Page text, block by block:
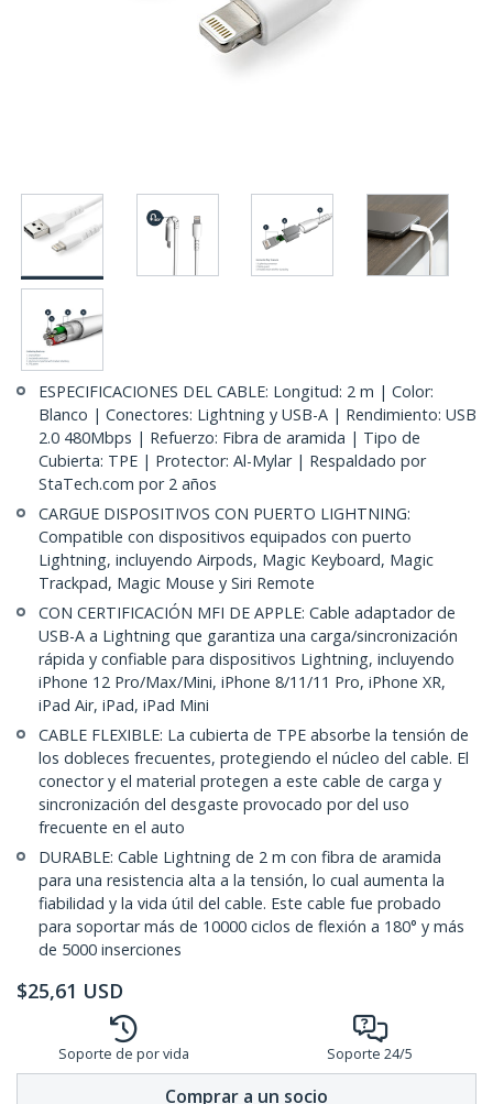
ESPECIFICACIONES DEL CABLE: Longitud: 2 m | Color:
Blanco | Conectores: Lightning y USB-A | Rendimiento: USB
2.0 480Mbps | Refuerzo: Fibra de aramida | Tipo de
Cubierta: TPE | Protector: Al-Mylar | Respaldado por
StaTech.com por 2 años
CARGUE DISPOSITIVOS CON PUERTO LIGHTNING:
Compatible con dispositivos equipados con puerto
Lightning, incluyendo Airpods, Magic Keyboard, Magic
Trackpad, Magic Mouse y Siri Remote
CON CERTIFICACIÓN MFI DE APPLE: Cable adaptador de
USB-A a Lightning que garantiza una carga/sincronización
rápida y confiable para dispositivos Lightning, incluyendo
iPhone 12 Pro/Max/Mini, iPhone 8/11/11 Pro, iPhone XR,
iPad Air, iPad, iPad Mini
CABLE FLEXIBLE: La cubierta de TPE absorbe la tensión de
los dobleces frecuentes, protegiendo el núcleo del cable. El
conector y el material protegen a este cable de carga y
sincronización del desgaste provocado por del uso
frecuente en el auto
DURABLE: Cable Lightning de 2 m con fibra de aramida
para una resistencia alta a la tensión, lo cual aumenta la
fiabilidad y la vida útil del cable. Este cable fue probado
para soportar más de 10000 ciclos de flexión a 180° y más
de 5000 inserciones
$25,61 USD
Soporte de por vida Soporte 24/5
Comprar a un socio